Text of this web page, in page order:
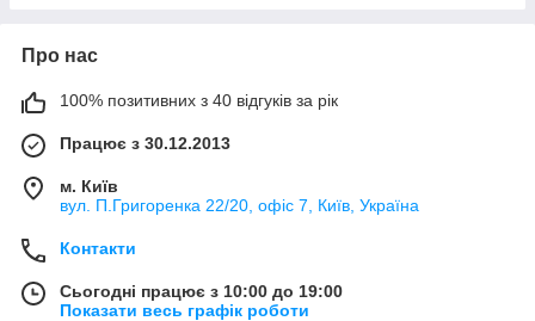
Про нас
100% позитивних з 40 відгуків за рік
Працює з 30.12.2013
м. Київ
вул. П.Григоренка 22/20, офіс 7, Київ, Україна
Контакти
Сьогодні працює з 10:00 до 19:00
Показати весь графік роботи